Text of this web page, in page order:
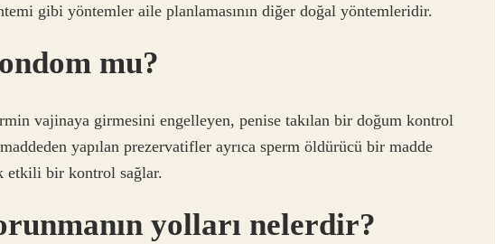
gibi yöntemler aile planlamasının diğer doğal yöntemleridir.
mu?
vajinaya girmesini engelleyen, penise takılan bir doğum kontrol
yapılan prezervatifler ayrıca sperm öldürücü bir madde
etkili bir kontrol sağlar.
yolları nelerdir?